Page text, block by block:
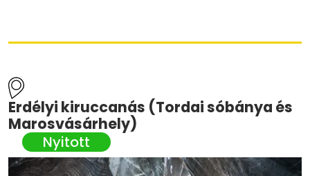
Erdélyi kiruccanás (Tordai sóbánya és
Marosvásárhely)